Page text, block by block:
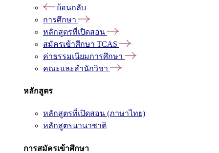
ย้อนกลับ
การศึกษา
หลักสูตรที่เปิดสอน
สมัครเข้าศึกษา TCAS
ค่าธรรมเนียมการศึกษา
คณะและสำนักวิชา
หลักสูตร
หลักสูตรที่เปิดสอน (ภาษาไทย)
หลักสูตรนานาชาติ
การสมัครเข้าศึกษา